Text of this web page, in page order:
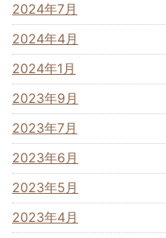
2024年7月
2024年4月
2024年1月
2023年9月
2023年7月
2023年6月
2023年5月
2023年4月